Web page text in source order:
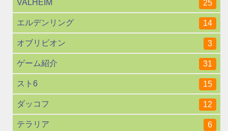
VALHEIM 25
エルデンリング 14
オブリビオン 3
ゲーム紹介 31
スト6 15
ダッコフ 12
テラリア 6